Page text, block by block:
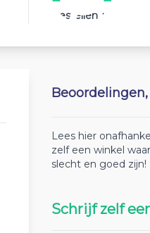
Bestellen 10
Lees hier
zelf een winkel
slecht en goed zijn!
Schrijf zelf